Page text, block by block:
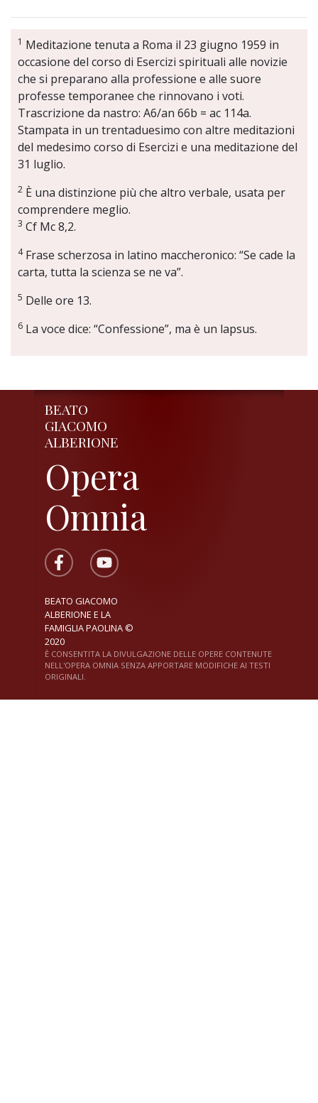
1 Meditazione tenuta a Roma il 23 giugno 1959 in
occasione del corso di Esercizi spirituali alle novizie
che si preparano alla professione e alle suore
professe temporanee che rinnovano i voti.
Trascrizione da nastro: A6/an 66b = ac 114a.
Stampata in un trentaduesimo con altre meditazioni
del medesimo corso di Esercizi e una meditazione del
31 luglio.
2 È una distinzione più che altro verbale, usata per
comprendere meglio.
3 Cf Mc 8,2.
4Frase scherzosa in latino maccheronico: “Se cade la
carta, tutta la scienza se ne va”.
5 Delle ore 13.
6 La voce dice: “Confessione”, ma è un lapsus.
BEATO
GIACOMO
ALBERIONE
Opera
Omnia
BEATO GIACOMO
ALBERIONE E LA
FAMIGLIA PAOLINA ©
2020
È CONSENTITA LA DIVULGAZIONE DELLE OPERE CONTENUTE
NELL'OPERA OMNIA SENZA APPORTARE MODIFICHE AI TESTI
ORIGINALI.